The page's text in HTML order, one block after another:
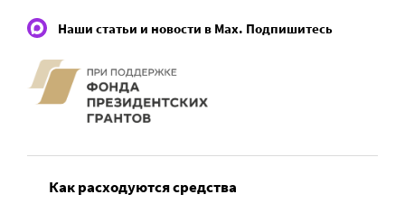
Наши статьи и новости в Max. Подпишитесь
Как расходуются средства